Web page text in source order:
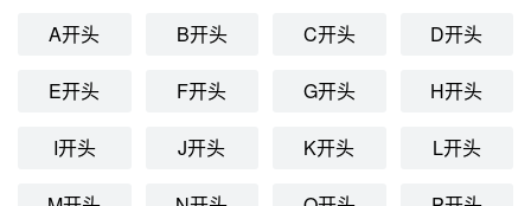
A开头 B开头 C开头 D开头
E开头 F开头 G开头 H开头
I开头 J开头 K开头 L开头